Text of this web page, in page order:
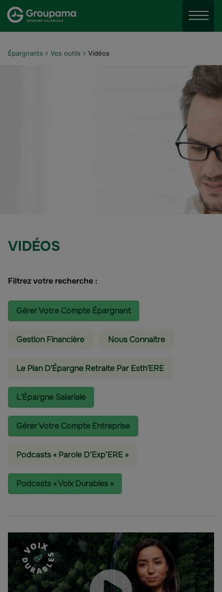
Aller au menu
Aller au contenu
Menu
Épargnants Vos outils Vidéos
VIDÉOS
Filtrez votre recherche :
Gérer Votre Compte Épargnant
Gestion Financière Nous Connaitre
Le Plan D'Épargne Retraite Par Esth'ERE
L'épargne Salariale
Gérer Votre Compte Entreprise
Podcasts « Parole D’Exp’ERE »
Podcasts « Voix Durables »